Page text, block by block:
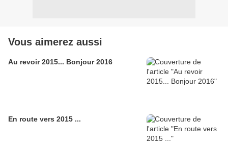
Vous aimerez aussi
Au revoir 2015... Bonjour 2016
En route vers 2015 ...